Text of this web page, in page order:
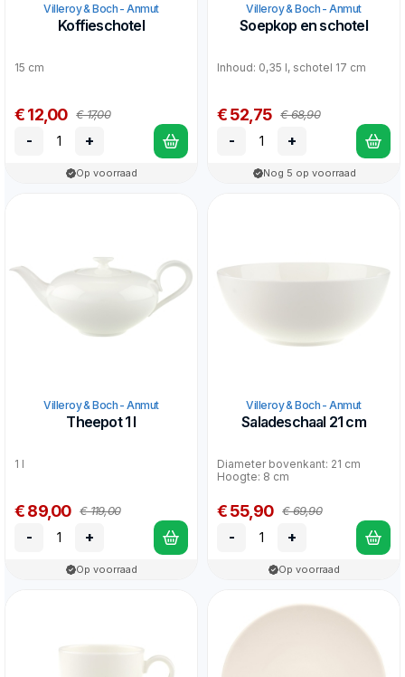
Villeroy & Boch - Anmut
Koffieschotel
15 cm
€ 12,00 € 17,00
- +
Op voorraad
Villeroy & Boch - Anmut
Soepkop en schotel
Inhoud: 0,35 l, schotel 17 cm
€ 52,75 € 68,90
- +
Nog 5 op voorraad
Villeroy & Boch - Anmut
Theepot 1 l
1 l
€ 89,00 € 119,00
- +
Op voorraad
Villeroy & Boch - Anmut
Saladeschaal 21 cm
Diameter bovenkant: 21 cm
Hoogte: 8 cm
€ 55,90 € 69,90
- +
Op voorraad